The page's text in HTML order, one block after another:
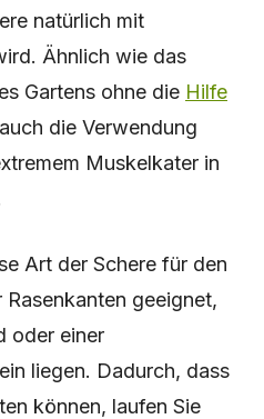
natürlich mit
Ähnlich wie das
Gartens ohne die Hilfe
die Verwendung
Muskelkater in
Art der Schere für den
geeignet,
oder einer
liegen. Dadurch, dass
können, laufen Sie